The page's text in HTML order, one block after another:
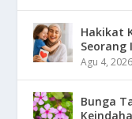
Hakikat
Seorang
Agu 4, 2026
Bunga